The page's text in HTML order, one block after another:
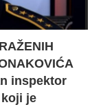
inspektor
koji je